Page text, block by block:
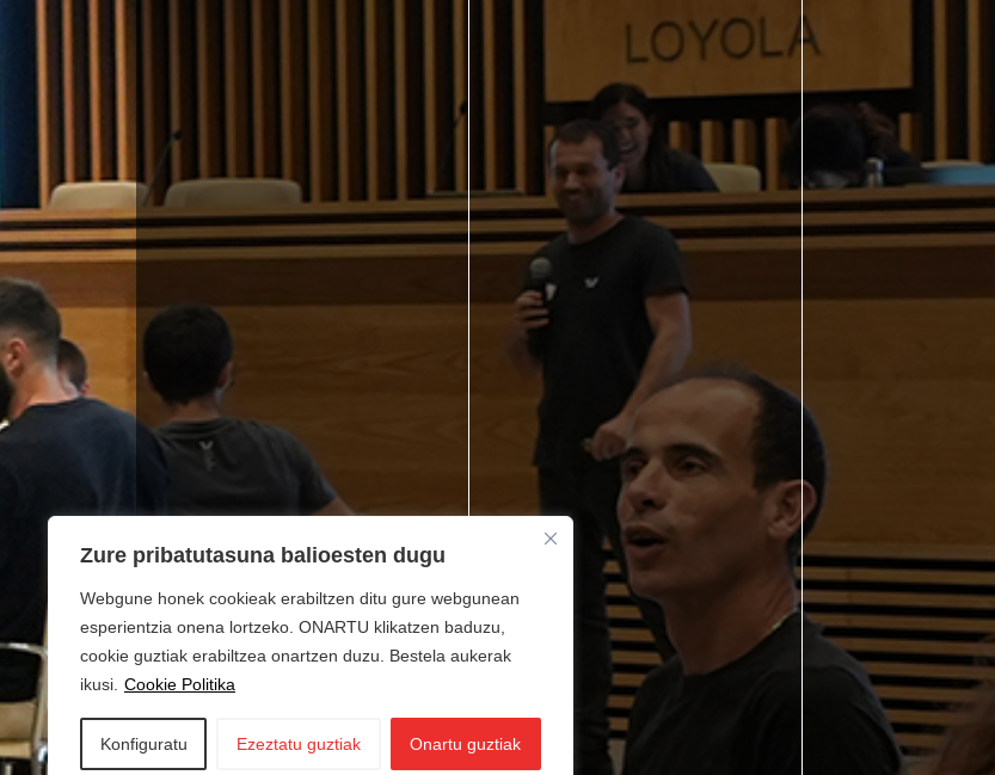
Zure pribatutasuna balioesten dugu
Webgune honek cookieak erabiltzen ditu gure webgunean
esperientzia onena lortzeko. ONARTU klikatzen baduzu,
cookie guztiak erabiltzea onartzen duzu. Bestela aukerak
ikusi. Cookie Politika
Konfiguratu Ezeztatu guztiak Onartu guztiak